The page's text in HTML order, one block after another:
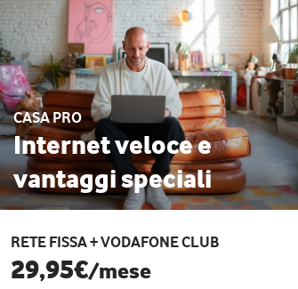
CASA PRO
Internet veloce e
vantaggi speciali
RETE FISSA + VODAFONE CLUB
29,95€/mese